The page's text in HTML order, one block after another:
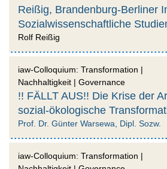
Reißig, Brandenburg-Berliner
Sozialwissenschaftliche
Rolf Reißig
iaw-Colloquium: Transformation |
Nachhaltigkeit | Governance
!! FÄLLT AUS!! Die Krise der
sozial-ökologische
Prof. Dr. Günter Warsewa, Dipl. Sozw.
iaw-Colloquium: Transformation |